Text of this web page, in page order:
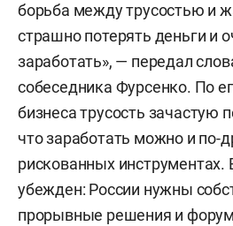
борьба между трусостью и
страшно потерять деньги и
заработать», — передал
собеседника Фурсенко. По
бизнеса трусость зачастую
что заработать можно и по-
рискованных инструментах.
убежден: России нужны
прорывные решения и